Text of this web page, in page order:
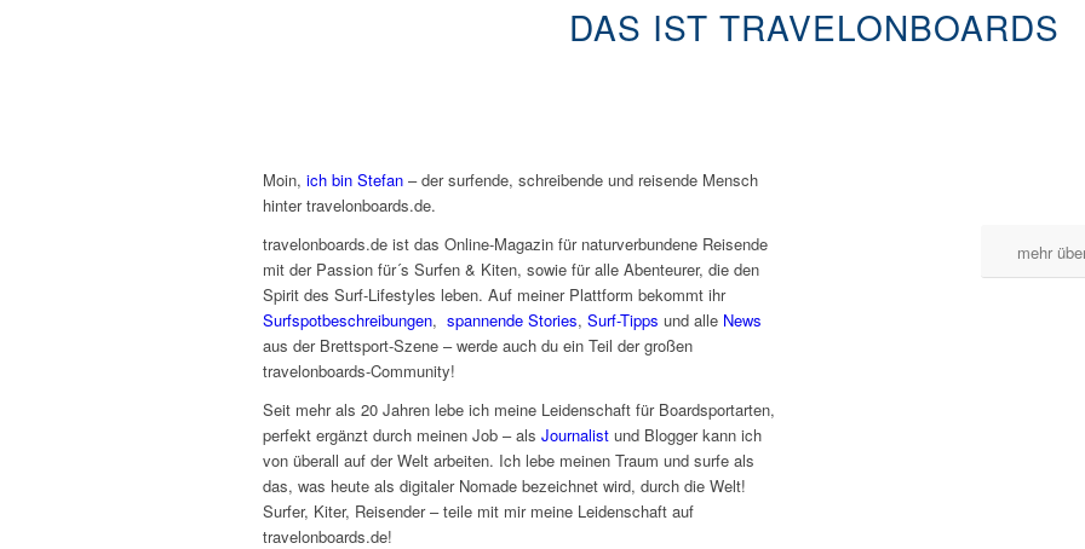
DAS IST TRAVELONBOARDS
Moin, ich bin Stefan – der surfende, schreibende und reisende Mensch
hinter travelonboards.de.
travelonboards.de ist das Online-Magazin für naturverbundene Reisende
mit der Passion für´s Surfen & Kiten, sowie für alle Abenteurer, die den
Spirit des Surf-Lifestyles leben. Auf meiner Plattform bekommt ihr
Surfspotbeschreibungen, spannende Stories, Surf-Tipps und alle News
aus der Brettsport-Szene – werde auch du ein Teil der großen
travelonboards-Community!
Seit mehr als 20 Jahren lebe ich meine Leidenschaft für Boardsportarten,
perfekt ergänzt durch meinen Job – als Journalist und Blogger kann ich
von überall auf der Welt arbeiten. Ich lebe meinen Traum und surfe als
das, was heute als digitaler Nomade bezeichnet wird, durch die Welt!
Surfer, Kiter, Reisender – teile mit mir meine Leidenschaft auf
travelonboards.de!
mehr